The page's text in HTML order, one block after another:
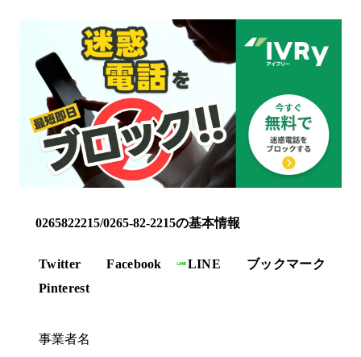
0265822215/0265-82-2215の基本情報
Twitter Facebook LINE
ブックマーク
Pinterest
事業者名